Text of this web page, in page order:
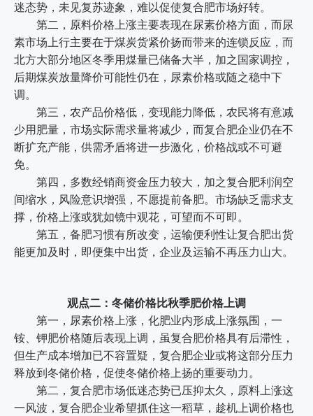
迷态势，未见复苏迹象，难以促使复合肥市场好转。
第二，原料价格上涨主要表现在尿素价格方面，而尿
素市场上行主要在于煤炭货紧价扬而带来的连锁反应，而
北方大部分地区冬季用煤量已储备大半，加之国家调控，
后期煤炭放量降价可能性仍在，尿素价格或随之稳中下
调。
第三，农产品价格低，变现能力降低，农民将有意减
少用肥量，市场实际需求量将减少，而复合肥企业仍在不
断扩充产能，供需矛盾将进一步激化，价格战或不可避
免。
第四，多数经销商资金压力较大，加之复合肥利润空
间缩水，风险意识增强，不愿提前备肥。市场缺乏需求支
撑，价格上涨或犹如镜中观花，可望而不可即。
第五，备肥习惯有所改变，运输便利性让复合肥出货
能更加及时，即便集中出货，企业及运输不再压力山大。
观点二：冬储价格比秋季肥价格上调
第一，尿素价格上涨，化肥业内形成上涨氛围，一
铵、钾肥价格随后表现上调，虽复合肥价格具有后滞性，
但生产成本增加已不容置疑，复合肥企业或将这部分压力
释放到冬储价格，促使冬储价格上扬的重要动力。
第二，复合肥市场低迷态势已压抑太久，原料上涨这
一风波，复合肥企业希望抓住这一稻草，趁机上调价格也